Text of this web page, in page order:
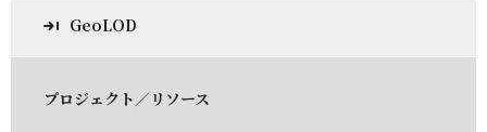
GeoLOD
プロジェクト／リソース